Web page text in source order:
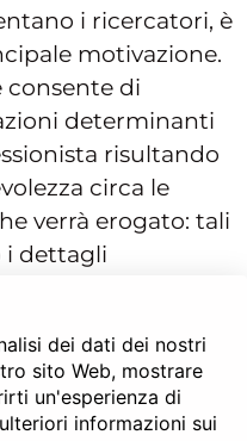
i ricercatori, è
motivazione.
consente di
determinanti
risultando
circa le
verrà erogato: tali
i dettagli
cui tempi, modi e
che
sostenere. I servizi
da un
dei dati dei nostri
sito Web, mostrare
un'esperienza di
informazioni sui